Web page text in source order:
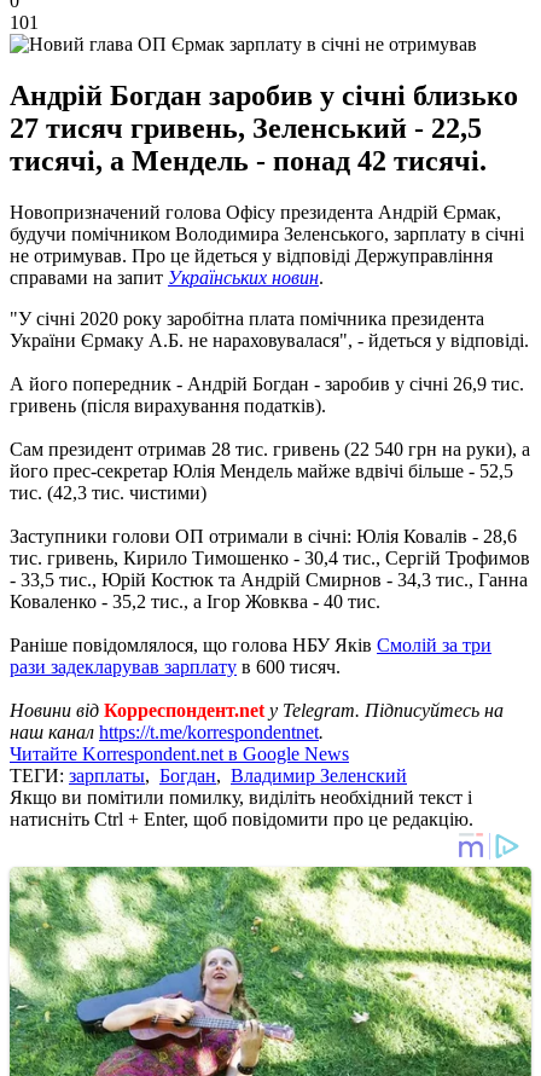
101
Андрій Богдан заробив у січні близько
27 тисяч гривень, Зеленський - 22,5
тисячі, а Мендель - понад 42 тисячі.
Новопризначений голова Офісу президента Андрій Єрмак,
будучи помічником Володимира Зеленського, зарплату в січні
не отримував. Про це йдеться у відповіді Держуправління
справами на запит Українських новин.
"У січні 2020 року заробітна плата помічника президента
України Єрмаку А.Б. не нараховувалася", - йдеться у відповіді.
А його попередник - Андрій Богдан - заробив у січні 26,9 тис.
гривень (після вирахування податків).
Сам президент отримав 28 тис. гривень (22 540 грн на руки), а
його прес-секретар Юлія Мендель майже вдвічі більше - 52,5
тис. (42,3 тис. чистими)
Заступники голови ОП отримали в січні: Юлія Ковалів - 28,6
тис. гривень, Кирило Тимошенко - 30,4 тис., Сергій Трофимов
- 33,5 тис., Юрій Костюк та Андрій Смирнов - 34,3 тис., Ганна
Коваленко - 35,2 тис., а Ігор Жовква - 40 тис.
Раніше повідомлялося, що голова НБУ Яків Смолій за три
рази задекларував зарплату в 600 тисяч.
Новини від Корреспондент.net у Telegram. Підписуйтесь на
наш канал https://t.me/korrespondentnet.
Читайте Korrespondent.net в Google News
ТЕГИ: зарплаты, Богдан, Владимир Зеленский
Якщо ви помітили помилку, виділіть необхідний текст і
натисніть Ctrl + Enter, щоб повідомити про це редакцію.